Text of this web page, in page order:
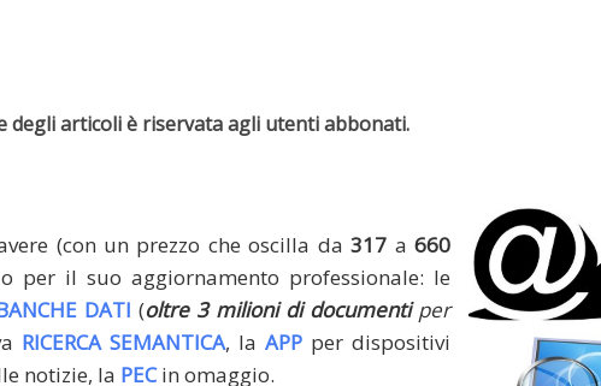
degli articoli è riservata agli utenti abbonati.
(con un prezzo che oscilla da317 a660
per il suo aggiornamento professionale: le
DATI (oltre 3 milioni di documentiper
RICERCA SEMANTICA, la APP per dispositivi
notizie, la PECin omaggio.